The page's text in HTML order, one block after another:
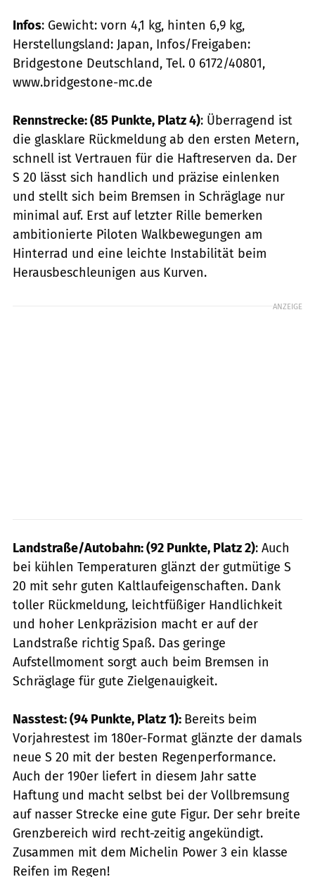
Infos: Gewicht: vorn 4,1 kg, hinten 6,9 kg,
Herstellungsland: Japan, Infos/Freigaben:
Bridgestone Deutschland, Tel. 0 6172/40801,
www.bridgestone-mc.de
Rennstrecke: (85 Punkte, Platz 4): Überragend ist
die glasklare Rückmeldung ab den ersten Metern,
schnell ist Vertrauen für die Haftreserven da. Der
S 20 lässt sich handlich und präzise einlenken
und stellt sich beim Bremsen in Schräglage nur
minimal auf. Erst auf letzter Rille bemerken
ambitionierte Piloten Walkbewegungen am
Hinterrad und eine leichte Instabilität beim
Herausbeschleunigen aus Kurven.
ANZEIGE
Landstraße/Autobahn: (92 Punkte, Platz 2): Auch
bei kühlen Temperaturen glänzt der gutmütige S
20 mit sehr guten Kaltlaufeigenschaften. Dank
toller Rückmeldung, leichtfüßiger Handlichkeit
und hoher Lenkpräzision macht er auf der
Landstraße richtig Spaß. Das geringe
Aufstellmoment sorgt auch beim Bremsen in
Schräglage für gute Zielgenauigkeit.
Nasstest: (94 Punkte, Platz 1): Bereits beim
Vorjahrestest im 180er-Format glänzte der damals
neue S 20 mit der besten Regenperformance.
Auch der 190er liefert in diesem Jahr satte
Haftung und macht selbst bei der Vollbremsung
auf nasser Strecke eine gute Figur. Der sehr breite
Grenzbereich wird recht-zeitig angekündigt.
Zusammen mit dem Michelin Power 3 ein klasse
Reifen im Regen!